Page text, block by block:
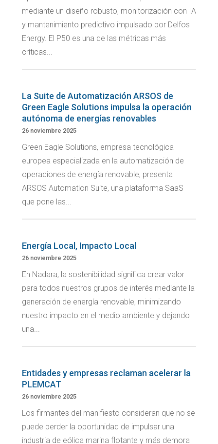
mediante un diseño robusto, monitorización con IA
y mantenimiento predictivo impulsado por Delfos
Energy. El P50 es una de las métricas más
críticas...
La Suite de Automatización ARSOS de
Green Eagle Solutions impulsa la operación
autónoma de energías renovables
26 noviembre 2025
Green Eagle Solutions, empresa tecnológica
europea especializada en la automatización de
operaciones de energía renovable, presenta
ARSOS Automation Suite, una plataforma SaaS
que pone las...
Energía Local, Impacto Local
26 noviembre 2025
En Nadara, la sostenibilidad significa crear valor
para todos nuestros grupos de interés mediante la
generación de energía renovable, minimizando
nuestro impacto en el medio ambiente y dejando
una...
Entidades y empresas reclaman acelerar la
PLEMCAT
26 noviembre 2025
Los firmantes del manifiesto consideran que no se
puede perder la oportunidad de impulsar una
industria de eólica marina flotante y más demora